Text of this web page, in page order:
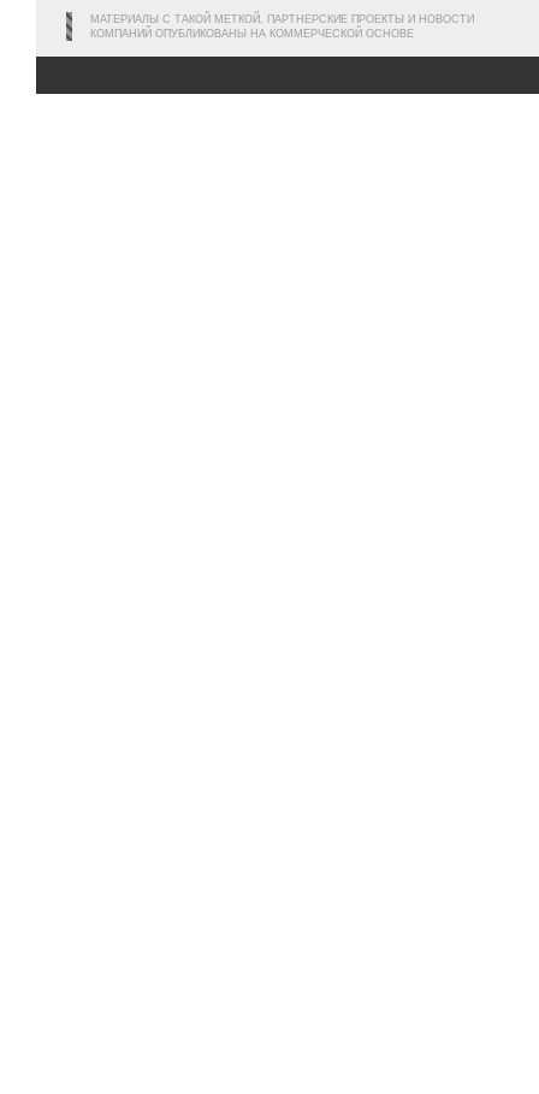
МАТЕРИАЛЫ С ТАКОЙ МЕТКОЙ, ПАРТНЕРСКИЕ ПРОЕКТЫ И НОВОСТИ
КОМПАНИЙ ОПУБЛИКОВАНЫ НА КОММЕРЧЕСКОЙ ОСНОВЕ